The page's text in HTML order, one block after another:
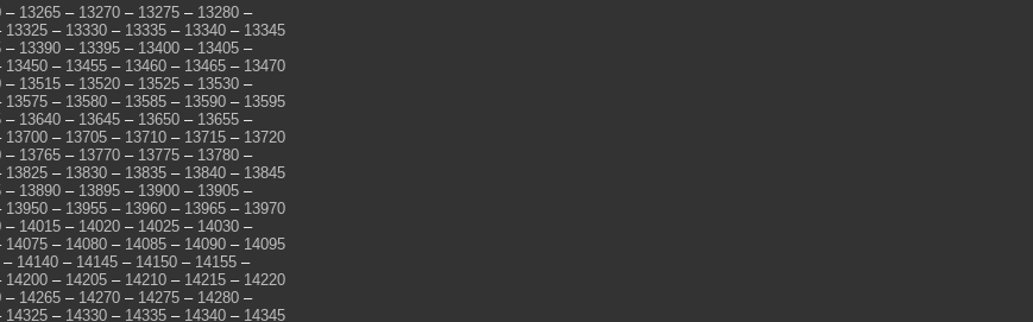
– 13265 – 13270 – 13275 – 13280 –
13325 – 13330 – 13335 – 13340 – 13345
– 13390 – 13395 – 13400 – 13405 –
13450 – 13455 – 13460 – 13465 – 13470
– 13515 – 13520 – 13525 – 13530 –
13575 – 13580 – 13585 – 13590 – 13595
– 13640 – 13645 – 13650 – 13655 –
13700 – 13705 – 13710 – 13715 – 13720
– 13765 – 13770 – 13775 – 13780 –
13825 – 13830 – 13835 – 13840 – 13845
– 13890 – 13895 – 13900 – 13905 –
13950 – 13955 – 13960 – 13965 – 13970
– 14015 – 14020 – 14025 – 14030 –
14075 – 14080 – 14085 – 14090 – 14095
– 14140 – 14145 – 14150 – 14155 –
14200 – 14205 – 14210 – 14215 – 14220
– 14265 – 14270 – 14275 – 14280 –
14325 – 14330 – 14335 – 14340 – 14345